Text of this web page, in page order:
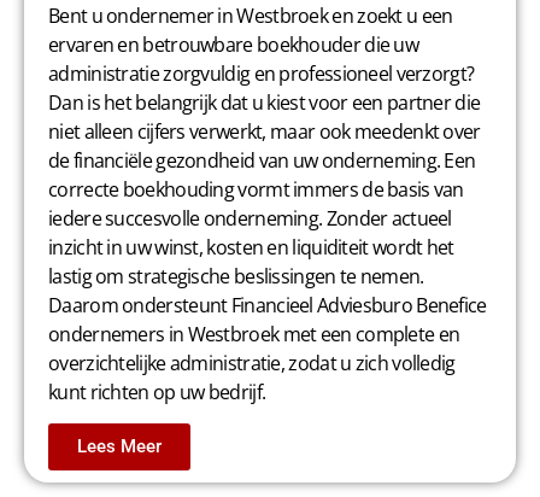
Bent u ondernemer in Westbroek en zoekt u een
ervaren en betrouwbare boekhouder die uw
administratie zorgvuldig en professioneel verzorgt?
Dan is het belangrijk dat u kiest voor een partner die
niet alleen cijfers verwerkt, maar ook meedenkt over
de financiële gezondheid van uw onderneming. Een
correcte boekhouding vormt immers de basis van
iedere succesvolle onderneming. Zonder actueel
inzicht in uw winst, kosten en liquiditeit wordt het
lastig om strategische beslissingen te nemen.
Daarom ondersteunt Financieel Adviesburo Benefice
ondernemers in Westbroek met een complete en
overzichtelijke administratie, zodat u zich volledig
kunt richten op uw bedrijf.
Lees Meer